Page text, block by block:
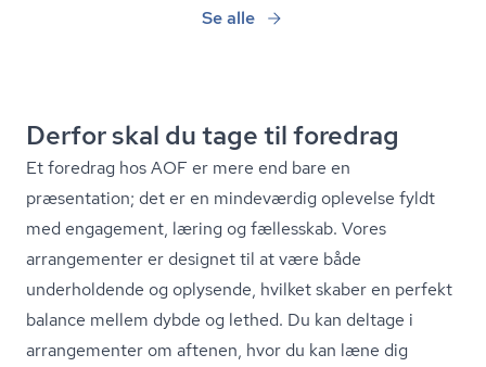
Se alle
Derfor skal du tage til foredrag
Et foredrag hos AOF er mere end bare en
præsentation; det er en mindeværdig oplevelse fyldt
med engagement, læring og fællesskab. Vores
arrangementer er designet til at være både
underholdende og oplysende, hvilket skaber en perfekt
balance mellem dybde og lethed. Du kan deltage i
arrangementer om aftenen, hvor du kan læne dig